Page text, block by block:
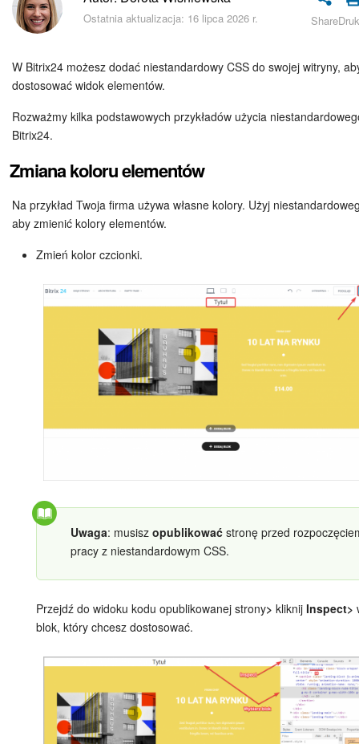
Bezpieczeństwo w Bitrix24
Poczta
Zadania i projekty
CRM
Dysk
Grupy robocze
Bitrix24 Market
Automatyzacja
Marketing
Ustawienia
Aplikacja desktopowa
Ostatnia aktualizacja: 16 lipca 2026 r. Share
W Bitrix24 możesz dodać niestandardowy CSS do swojej witryny,
dostosować widok elementów.
Rozważmy kilka podstawowych przykładów użycia
Bitrix24.
Zmiana koloru elementów
Na przykład Twoja firma używa własne kolory. Użyj
aby zmienić kolory elementów.
Zmień kolor czcionki.
Uwaga: musisz opublikować stronę przed
pracy z niestandardowym CSS.
Przejdź do widoku kodu opublikowanej strony> kliknij Inspect>
blok, który chcesz dostosować.